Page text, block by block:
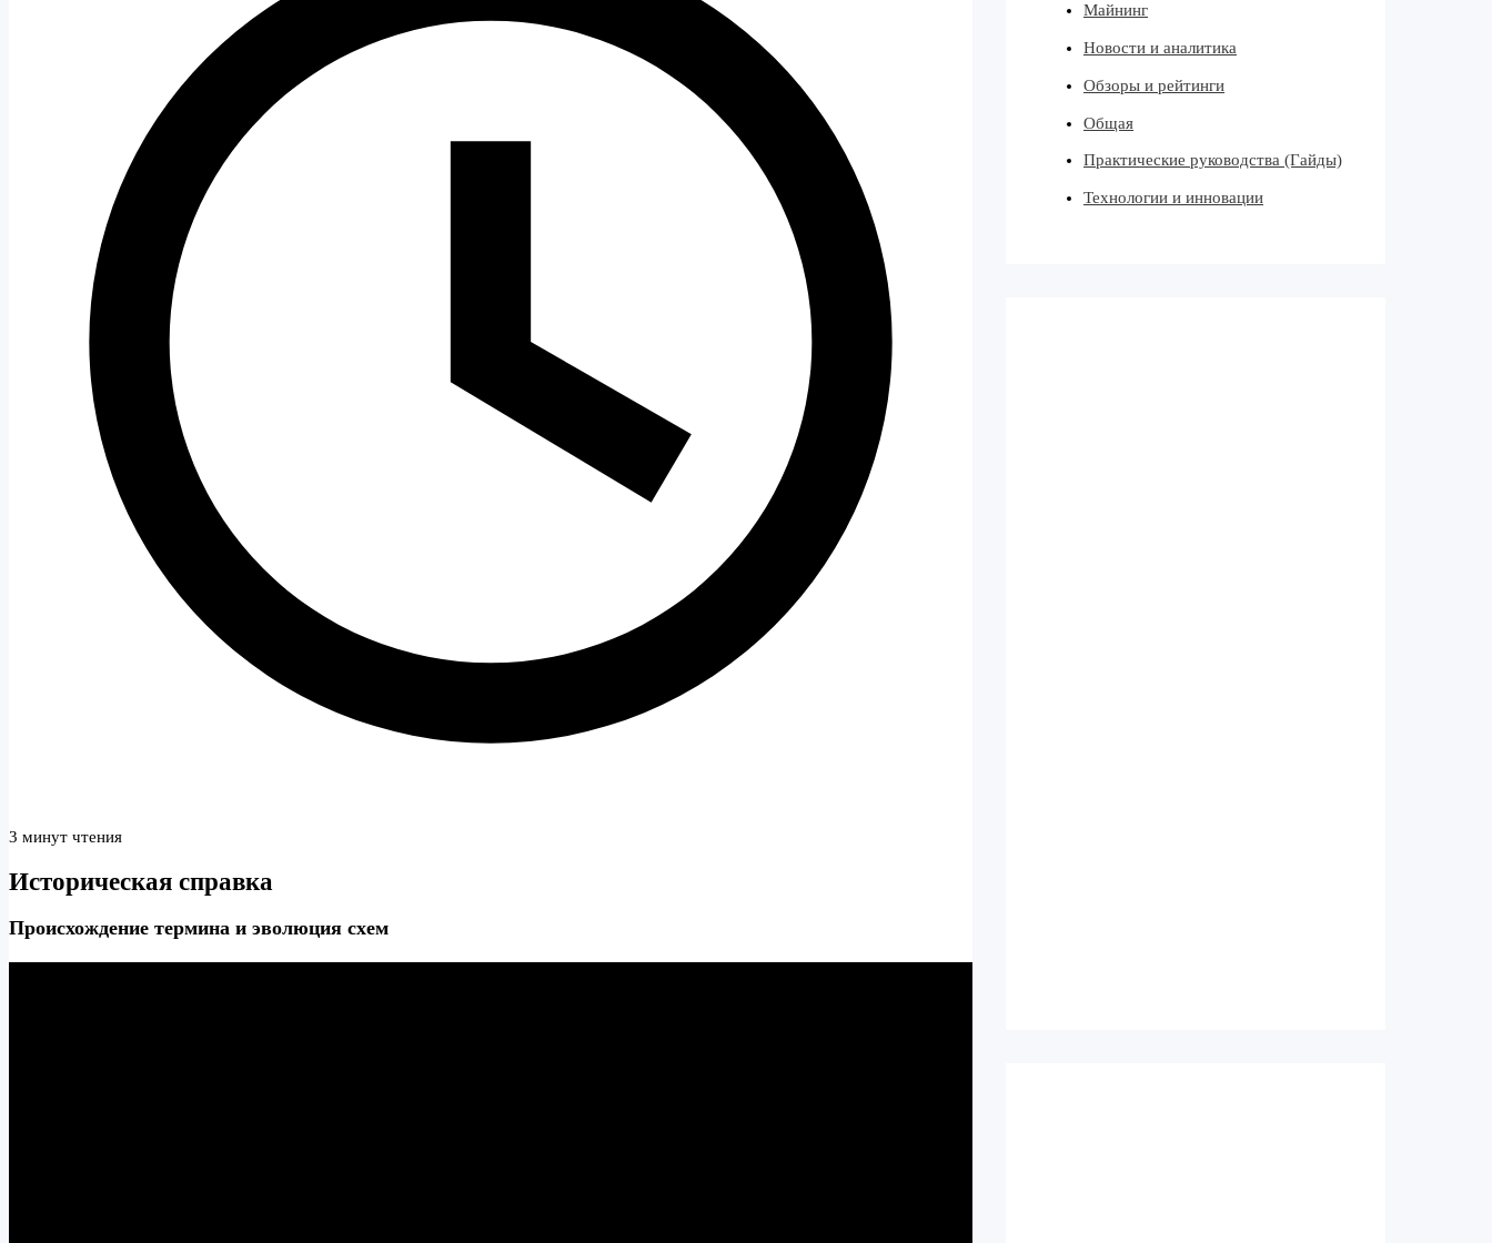
3 минут чтения
Историческая справка
Происхождение термина и эволюция схем
Майнинг
Новости и аналитика
Обзоры и рейтинги
Общая
Практические руководства (Гайды)
Технологии и инновации